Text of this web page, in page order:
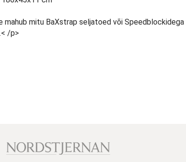
mahub mitu BaXstrap seljatoed või
/p>